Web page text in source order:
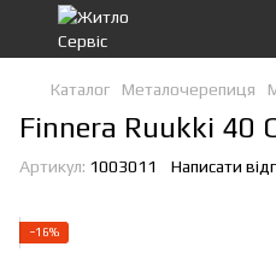
Каталог Металочерепиця
Finnera Ruukki 40
Артикул: 1003011 Написати
−16%